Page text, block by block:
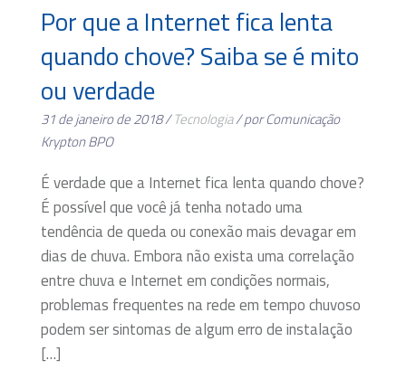
Por que a Internet fica lenta
quando chove? Saiba se é mito
ou verdade
31 de janeiro de 2018 /Tecnologia/ por Comunicação
Krypton BPO
É verdade que a Internet fica lenta quando chove?
É possível que você já tenha notado uma
tendência de queda ou conexão mais devagar em
dias de chuva. Embora não exista uma correlação
entre chuva e Internet em condições normais,
problemas frequentes na rede em tempo chuvoso
podem ser sintomas de algum erro de instalação
[…]